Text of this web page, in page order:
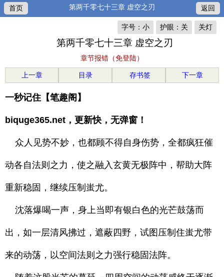
首页 第两千零七十三章 虚空之刃 返回
关灯
护眼：关
字号：小
第两千零七十三章 虚空之刃
章节报错（免登陆）
上一章 目录 存书签 下一章
一秒记住【笔趣阁】
biquge365.net，更新快，无弹窗！
众人见势不妙，也都顾不得自身伤势，全都疯狂催
动各自法则之力，使之融入玄黄无极阵中，帮助大阵
重新稳固，继续压制蚩尤。
沈落爆喝一声，身上当即有银白色的光芒鼓荡而
出，如一层清风拂过，遮蔽四野，试图压制住蚩尤带
来的动荡，以空间法则之力强行稳固法阵。